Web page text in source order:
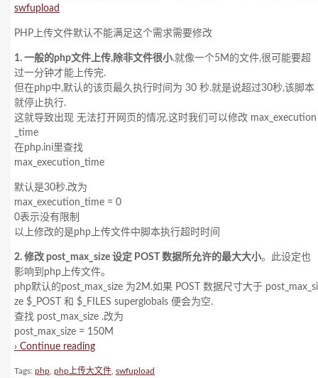
swfupload
PHP上传文件默认不能满足这个需求需要修改
1. 一般的php文件上传,除非文件很小.就像一个5M的文件,很可能要超
过一分钟才能上传完.
但在php中,默认的该页最久执行时间为 30 秒.就是说超过30秒,该脚本
就停止执行.
这就导致出现 无法打开网页的情况.这时我们可以修改 max_execution
_time
在php.ini里查找
max_execution_time
默认是30秒.改为
max_execution_time = 0
0表示没有限制
以上修改的是php上传文件中脚本执行超时时间
2. 修改 post_max_size 设定 POST 数据所允许的最大大小。此设定也
影响到php上传文件。
php默认的post_max_size 为2M.如果 POST 数据尺寸大于 post_max_si
ze $_POST 和 $_FILES superglobals 便会为空.
查找 post_max_size .改为
post_max_size = 150M
› Continue reading
Tags: php php上传大文件 swfupload